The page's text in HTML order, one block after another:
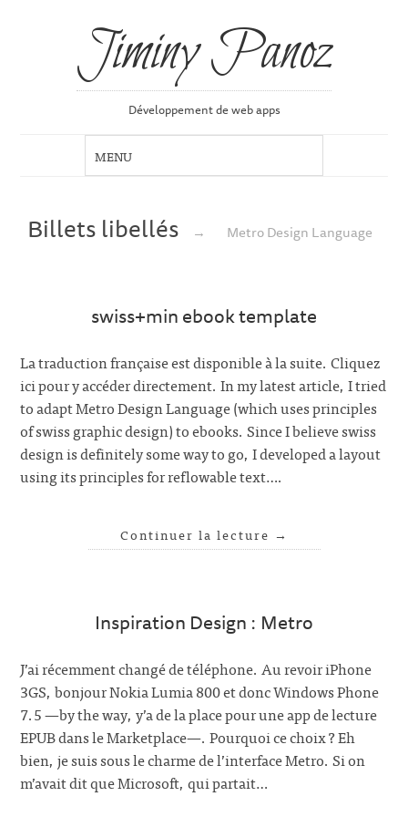
Jiminy Panoz
Développement de web apps
Billets libellés → Metro Design Language
swiss+min ebook template
La traduction française est disponible à la suite. Cliquez
ici pour y accéder directement. In my latest article, I tried
to adapt Metro Design Language (which uses principles
of swiss graphic design) to ebooks. Since I believe swiss
design is definitely some way to go, I developed a layout
using its principles for reflowable text….
Continuer la lecture →
Inspiration Design : Metro
J’ai récemment changé de téléphone. Au revoir iPhone
3GS, bonjour Nokia Lumia 800 et donc Windows Phone
7.5 —by the way, y’a de la place pour une app de lecture
EPUB dans le Marketplace—. Pourquoi ce choix ? Eh
bien, je suis sous le charme de l’interface Metro. Si on
m’avait dit que Microsoft, qui partait…